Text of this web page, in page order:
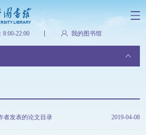
8:00-22:00 我的图书馆
2019-04-08
者发表的论文目录